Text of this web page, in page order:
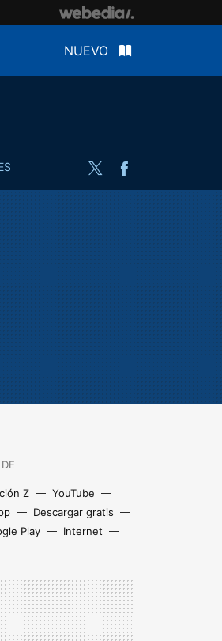
NUEVO
Twitter
Z
YouTube
Descargar gratis
Play
Internet